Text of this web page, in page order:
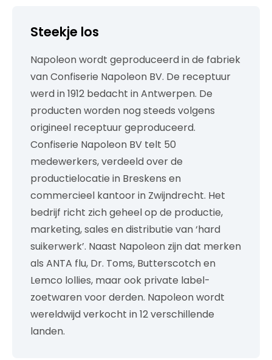
Steekje los
Napoleon wordt geproduceerd in de fabriek
van Confiserie Napoleon BV. De receptuur
werd in 1912 bedacht in Antwerpen. De
producten worden nog steeds volgens
origineel receptuur geproduceerd.
Confiserie Napoleon BV telt 50
medewerkers, verdeeld over de
productielocatie in Breskens en
commercieel kantoor in Zwijndrecht. Het
bedrijf richt zich geheel op de productie,
marketing, sales en distributie van ‘hard
suikerwerk’. Naast Napoleon zijn dat merken
als ANTA flu, Dr. Toms, Butterscotch en
Lemco lollies, maar ook private label-
zoetwaren voor derden. Napoleon wordt
wereldwijd verkocht in 12 verschillende
landen.